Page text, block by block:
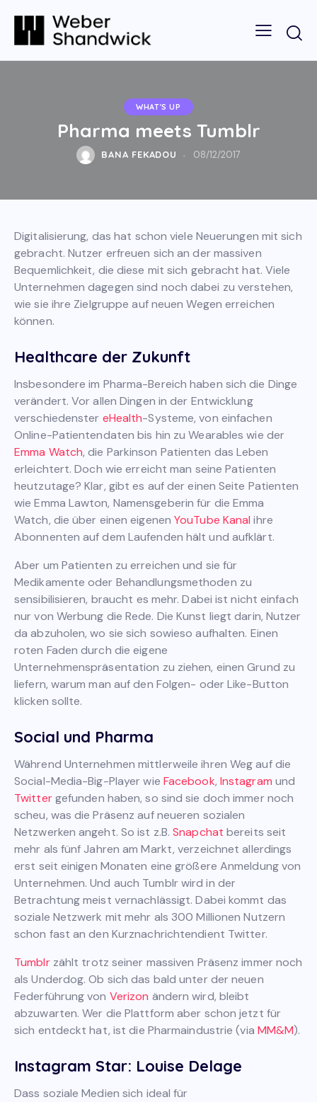
WHAT'S UP
Pharma meets Tumblr
BANA FEKADOU 08/12/2017
Digitalisierung, das hat schon viele Neuerungen mit sich
gebracht. Nutzer erfreuen sich an der massiven
Bequemlichkeit, die diese mit sich gebracht hat. Viele
Unternehmen dagegen sind noch dabei zu verstehen,
wie sie ihre Zielgruppe auf neuen Wegen erreichen
können.
Healthcare der Zukunft
Insbesondere im Pharma-Bereich haben sich die Dinge
verändert. Vor allen Dingen in der Entwicklung
verschiedenster eHealth-Systeme, von einfachen
Online-Patientendaten bis hin zu Wearables wie der
Emma Watch, die Parkinson Patienten das Leben
erleichtert. Doch wie erreicht man seine Patienten
heutzutage? Klar, gibt es auf der einen Seite Patienten
wie Emma Lawton, Namensgeberin für die Emma
Watch, die über einen eigenenYouTube Kanal ihre
Abonnenten auf dem Laufenden hält und aufklärt.
Aber um Patienten zu erreichen und sie für
Medikamente oder Behandlungsmethoden zu
sensibilisieren, braucht es mehr. Dabei ist nicht einfach
nur von Werbung die Rede. Die Kunst liegt darin, Nutzer
da abzuholen, wo sie sich sowieso aufhalten. Einen
roten Faden durch die eigene
Unternehmenspräsentation zu ziehen, einen Grund zu
liefern, warum man auf den Folgen- oder Like-Button
klicken sollte.
Social und Pharma
Während Unternehmen mittlerweile ihren Weg auf die
Social-Media-Big-Player wie Facebook, Instagram und
Twittergefunden haben, so sind sie doch immer noch
scheu, was die Präsenz auf neueren sozialen
Netzwerken angeht. So ist z.B.Snapchat bereits seit
mehr als fünf Jahren am Markt, verzeichnet allerdings
erst seit einigen Monaten eine größere Anmeldung von
Unternehmen. Und auch Tumblr wird in der
Betrachtung meist vernachlässigt. Dabei kommt das
soziale Netzwerk mit mehr als 300 Millionen Nutzern
schon fast an den Kurznachrichtendient Twitter.
Tumblrzählt trotz seiner massiven Präsenz immer noch
als Underdog. Ob sich das bald unter der neuen
Federführung von Verizon ändern wird, bleibt
abzuwarten. Wer die Plattform aber schon jetzt für
sich entdeckt hat, ist die Pharmaindustrie (via MM&M).
Instagram Star: Louise Delage
Dass soziale Medien sich ideal für